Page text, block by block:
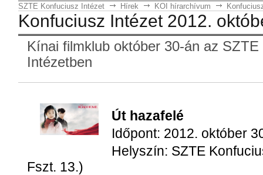
SZTE Konfuciusz Intézet Hírek KOI hírarchívum
Konfuciusz Intézet 2012.
Kínai filmklub október 30-án az SZTE
Intézetben
Út hazafelé
Időpont: 2012. október
Helyszín: SZTE
Fszt. 13.)